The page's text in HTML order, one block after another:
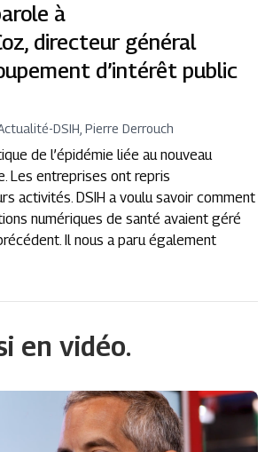
à
directeur général
d’intérêt public
-DSIH, Pierre Derrouch
de l’épidémie liée au nouveau
Les entreprises ont repris
activités. DSIH a voulu savoir comment
numériques de santé avaient géré
Il nous a paru également
en vidéo.